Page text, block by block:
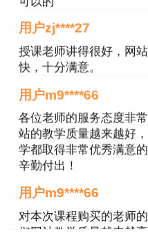
如果你想了解自己
方二维码进行试题估分
授课老师讲得很好，网
快，十分满意。
用户m9****66
各位老师的服务态度非
站的教学质量越来越好
学都取得非常优秀满意
辛勤付出！
用户m9****66
对本次课程购买的老师
们网站教学质量越来越
果！
用户m5****66